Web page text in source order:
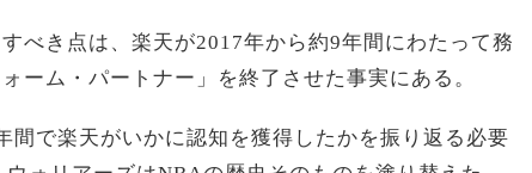
べき点は、楽天が2017年から約9年間にわたって務
ーム・パートナー」を終了させた事実にある。
間で楽天がいかに認知を獲得したかを振り返る必要